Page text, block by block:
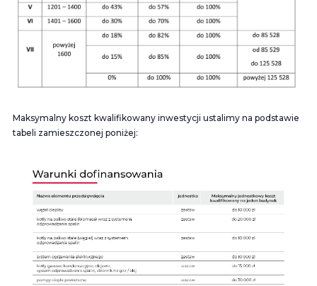
Maksymalny koszt kwalifikowany inwestycji ustalimy na podstawie
tabeli zamieszczonej poniżej: